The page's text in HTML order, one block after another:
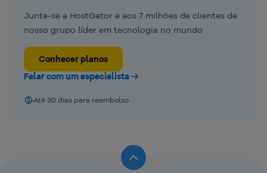
Junte-se a HostGator e aos 7 milhões de clientes de
nosso grupo líder em tecnologia no mundo
Conhecer planos
Falar com um especialista
Até 30 dias para reembolso